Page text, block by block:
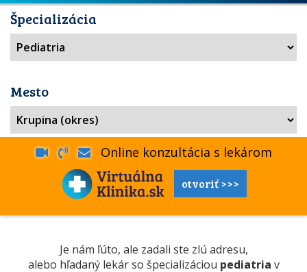
Špecializácia
Mesto
Online konzultácia s lekárom
otvoriť >>>
Je nám ľúto, ale zadali ste zlú adresu,
alebo hľadaný lekár so špecializáciou pediatria v